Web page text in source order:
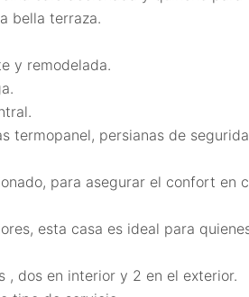
bella terraza.
y remodelada.
termopanel, persianas de
para asegurar el confort en
esta casa es ideal para
, dos en interior y 2 en el exterior.